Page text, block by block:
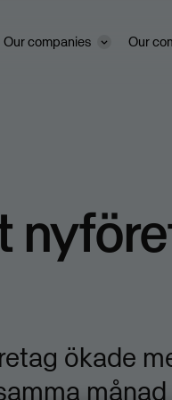
Our companies Our
ökade